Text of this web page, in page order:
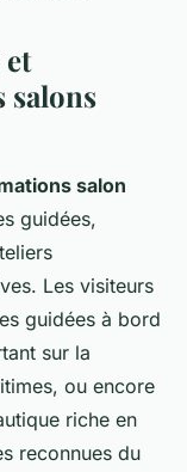
salons
salon
guidées,
Les visiteurs
guidées à bord
sur la
ou encore
riche en
reconnues du